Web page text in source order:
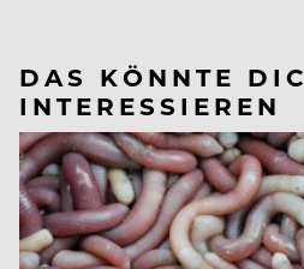
DAS KÖNNTE
INTERESSIEREN